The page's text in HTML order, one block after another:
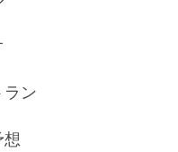
ラン
想